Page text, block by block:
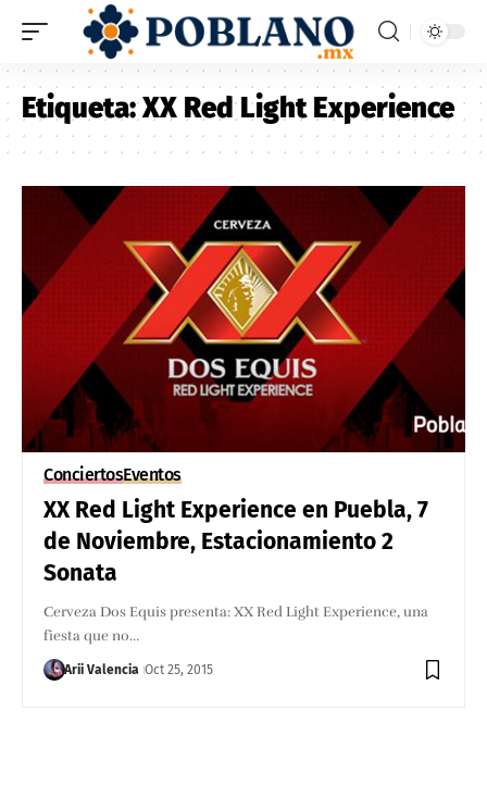
Etiqueta:XX Red Light Experience
ConciertosEventos
XX Red Light Experience en Puebla, 7
de Noviembre, Estacionamiento 2
Sonata
Cerveza Dos Equis presenta: XX Red Light Experience, una
fiesta que no…
Arii Valencia Oct 25, 2015